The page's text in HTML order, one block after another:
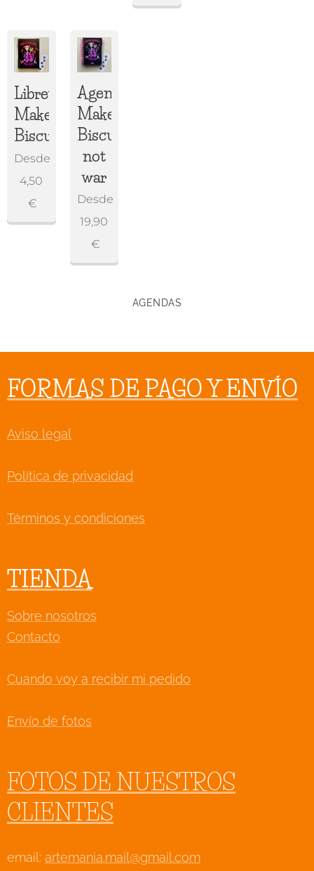
Libreta
Make
Biscuits
Desde
4,50
€
Agenda
Make
Biscuits,
not
war
Desde
19,90
€
AGENDAS
FORMAS DE PAGO Y ENVÍO
Aviso legal
Política de privacidad
Términos y condiciones
TIENDA
Sobre nosotros
Contacto
Cuando voy a recibir mi pedido
Envío de fotos
FOTOS DE NUESTROS
CLIENTES
email: artemania.mail@gmail.com